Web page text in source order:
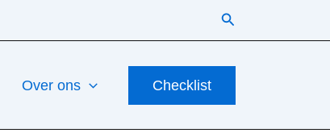
Zoeken
Over ons Checklist